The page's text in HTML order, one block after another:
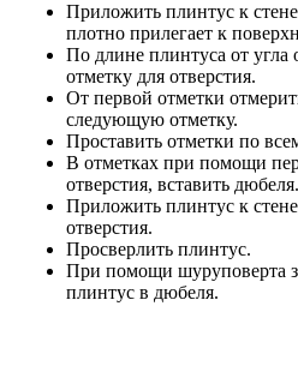
Приложить плинтус к
плотно прилегает к
По длине плинтуса от угла
отметку для отверстия.
От первой отметки
следующую отметку.
Проставить отметки по
В отметках при помощи
отверстия, вставить дюбеля.
Приложить плинтус к
отверстия.
Просверлить плинтус.
При помощи шуруповерта
плинтус в дюбеля.